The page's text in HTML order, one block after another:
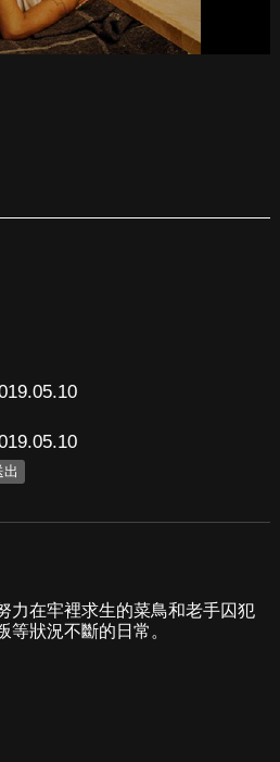
力在牢裡求生的菜鳥和老手囚犯
等狀況不斷的日常。